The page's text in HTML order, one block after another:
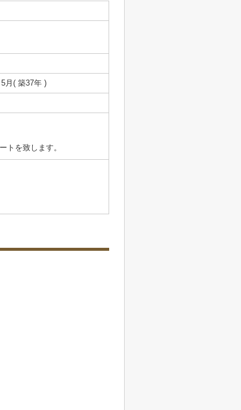
月( 築37年 )
トを致します。